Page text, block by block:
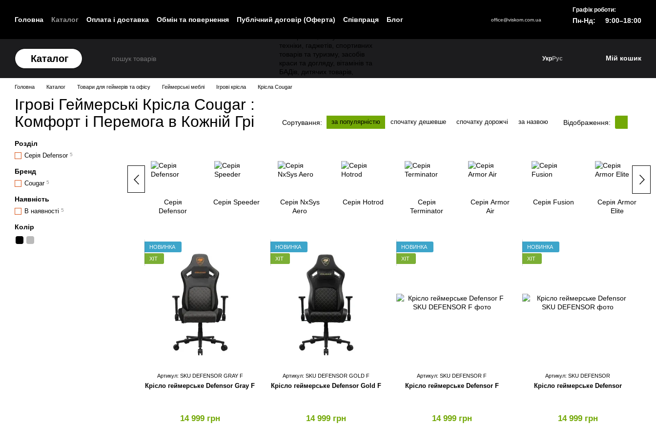
Головна
Каталог Оплата і доставка Обмін та повернення Публічний договір (Оферта) Співпраця
Блог
office@viskom.com.ua
Графік роботи:
Пн-Нд: 9:00–18:00
Каталог УкрРус Мій кошик
Головна Каталог Товари для геймерів та офісу Геймерські меблі Ігрові крісла Крісла Cougar
Ігрові Геймерські Крісла Cougar :
Комфорт і Перемога в Кожній Грі
Сортування: за популярністю спочатку дешевше спочатку дорожчі за назвою Відображення:
Серія
Defensor
Серія Speeder
Серія NxSys
Aero
Серія Hotrod
Серія
Terminator
Серія Armor
Air
Серія Fusion
Серія Armor
Elite
НОВИНКА
ХІТ
Артикул: SKU DEFENSOR GRAY F
Крісло геймерське Defensor Gray F
14 999 грн
НОВИНКА
ХІТ
Артикул: SKU DEFENSOR GOLD F
Крісло геймерське Defensor Gold F
14 999 грн
НОВИНКА
ХІТ
Артикул: SKU DEFENSOR F
Крісло геймерське Defensor F
14 999 грн
НОВИНКА
ХІТ
Артикул: SKU DEFENSOR
Крісло геймерське Defensor
14 999 грн
Розділ
Серія Defensor 5
Бренд
Cougar 5
Наявність
В наявності 5
Колір